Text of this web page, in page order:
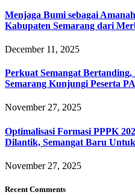
Menjaga Bumi sebagai
Kabupaten Semarang dari
December 11, 2025
Perkuat Semangat
Semarang Kunjungi Peserta
November 27, 2025
Optimalisasi Formasi PPPK
Dilantik, Semangat Baru
November 27, 2025
Recent Comments